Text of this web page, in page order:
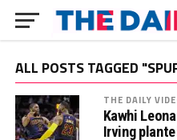
ALL POSTS TAGGED
THE DAILY
Kawhi
Irving